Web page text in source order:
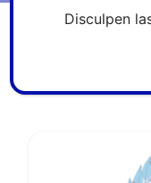
Disculpen